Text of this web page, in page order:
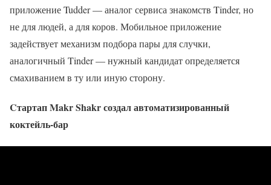
приложение Tudder — аналог сервиса знакомств Tinder, но
не для людей, а для коров. Мобильное приложение
задействует механизм подбора пары для случки,
аналогичный Tinder — нужный кандидат определяется
смахиванием в ту или иную сторону.
Cтартап Makr Shakr создал автоматизированный
коктейль-бар